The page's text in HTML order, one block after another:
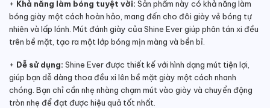
+ Khả năng làm bóng tuyệt vời: Sản phẩm này có khả năng làm
bóng giày một cách hoàn hảo, mang đến cho đôi giày vẻ bóng tự
nhiên và lấp lánh. Mút đánh giày của Shine Ever giúp phân tán xi đều
trên bề mặt, tạo ra một lớp bóng mịn màng và bền bỉ.
+ Dễ sử dụng: Shine Ever được thiết kế với hình dạng mút tiện lợi,
giúp bạn dễ dàng thoa đều xi lên bề mặt giày một cách nhanh
chóng. Bạn chỉ cần nhẹ nhàng chạm mút vào giày và chuyển động
tròn nhẹ để đạt được hiệu quả tốt nhất.